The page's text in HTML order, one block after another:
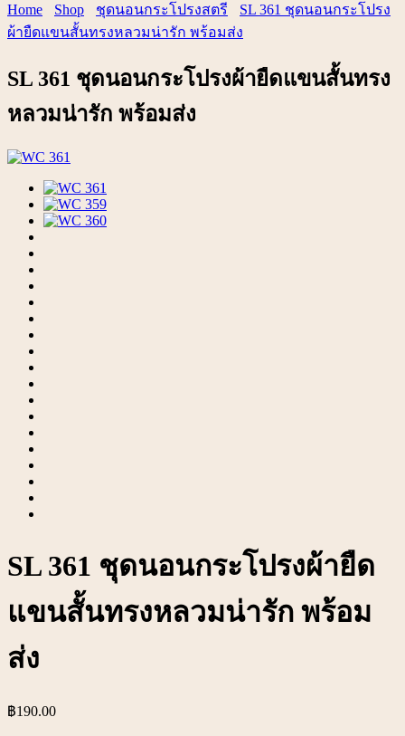
Home Shop ชุดนอนกระโปรงสตรี
SL 361 ชุดนอนกระโปรง
ผ้ายืดแขนสั้นทรงหลวมน่ารัก พร้อมส่ง
SL 361 ชุดนอนกระโปรงผ้ายืดแขนสั้นทรง
หลวมน่ารัก พร้อมส่ง
SL 361 ชุดนอนกระโปรงผ้ายืด
แขนสั้นทรงหลวมน่ารัก พร้อม
ส่ง
฿190.00